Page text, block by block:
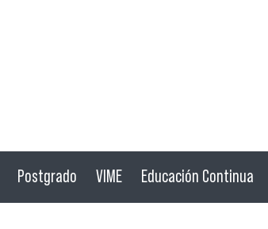
Postgrado VIME Educación Continua